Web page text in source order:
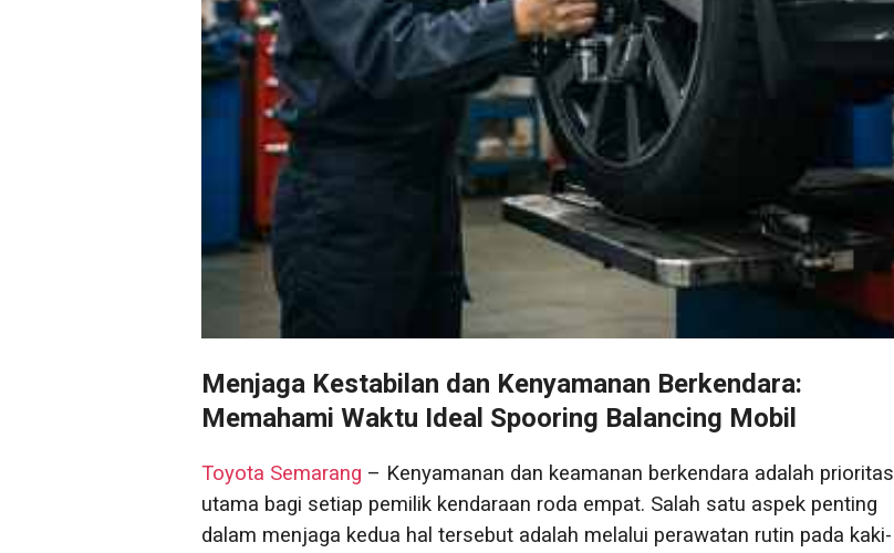
Menjaga Kestabilan dan Kenyamanan Berkendara:
Memahami Waktu Ideal Spooring Balancing Mobil
Toyota Semarang – Kenyamanan dan keamanan berkendara adalah prioritas
utama bagi setiap pemilik kendaraan roda empat. Salah satu aspek penting
dalam menjaga kedua hal tersebut adalah melalui perawatan rutin pada kaki-